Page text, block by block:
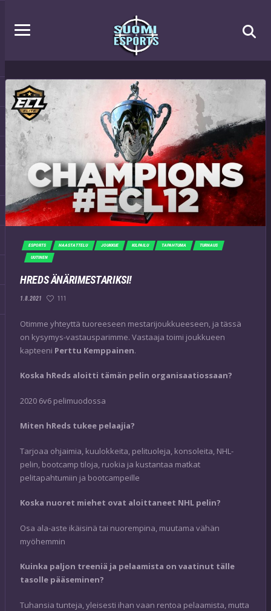
ESPORTS HAASTATTELU JOUKKUE KILPAILU TAPAHTUMA TURNAUS
UUTINEN
HREDS ÄNÄRIMESTARIKSI!
1.8.2021 111
Otimme yhteyttä tuoreeseen mestarijoukkueeseen, ja tässä
on kysymys-vastausparimme. Vastaaja toimi joukkueen
kapteeni Perttu Kemppainen.
Koska hReds aloitti tämän pelin organisaatiossaan?
2020 6v6 pelimuodossa
Miten hReds tukee pelaajia?
Tarjoaa ohjaimia, kuulokkeita, pelituoleja, konsoleita, NHL-
pelin, bootcamp tiloja, ruokia ja kustantaa matkat
pelitapahtumiin ja bootcampeille
Koska nuoret miehet ovat aloittaneet NHL pelin?
Osa ala-aste ikäisinä tai nuorempina, muutama vähän
myöhemmin
Kuinka paljon treeniä ja pelaamista on vaatinut tälle
tasolle pääseminen?
Tuhansia tunteja, yleisesti ihan vaan rentoa pelaamista, mutta